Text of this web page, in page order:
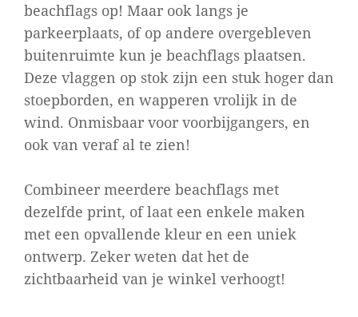
beachflags op! Maar ook langs je
parkeerplaats, of op andere overgebleven
buitenruimte kun je beachflags plaatsen.
Deze vlaggen op stok zijn een stuk hoger dan
stoepborden, en wapperen vrolijk in de
wind. Onmisbaar voor voorbijgangers, en
ook van veraf al te zien!
Combineer meerdere beachflags met
dezelfde print, of laat een enkele maken
met een opvallende kleur en een uniek
ontwerp. Zeker weten dat het de
zichtbaarheid van je winkel verhoogt!